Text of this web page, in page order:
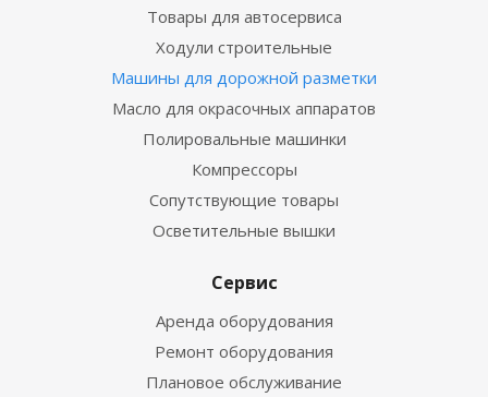
Товары для автосервиса
Ходули строительные
Машины для дорожной разметки
Масло для окрасочных аппаратов
Полировальные машинки
Компрессоры
Сопутствующие товары
Осветительные вышки
Сервис
Аренда оборудования
Ремонт оборудования
Плановое обслуживание